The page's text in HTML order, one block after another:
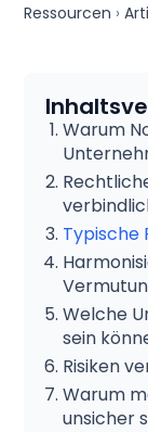
Ressourcen ›
Warum
Typische
Welche
sein
Risiken
Warum
unsicher